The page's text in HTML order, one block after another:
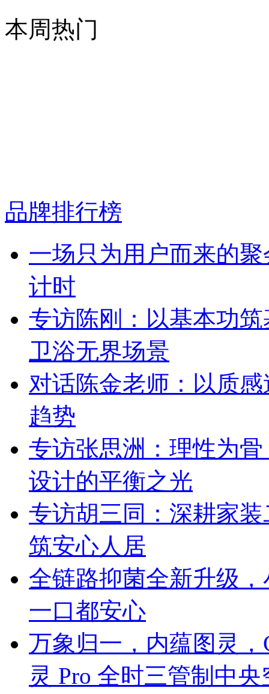
本周热门
品牌排行榜
一场只为用户而来的
计时
专访陈刚：以基本功
卫浴无界场景
对话陈金老师：以质
趋势
专访张思洲：理性为
设计的平衡之光
专访胡三同：深耕家
筑安心人居
全链路抑菌全新升级
一口都安心
万象归一，内蕴图灵
灵 Pro 全时三管制中央